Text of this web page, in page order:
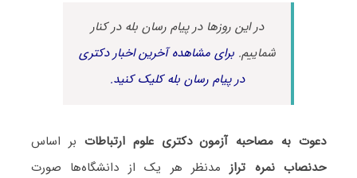
در این روزها در پیام رسان بله در کنار
شماییم.برای مشاهده آخرین اخبار دکتری
در پیام رسان بله کلیک کنید.
دعوت به مصاحبه آزمون دکتری علوم ارتباطات بر اساس
حدنصاب نمره ترازمدنظر هر یک از دانشگاه‌ها صورت